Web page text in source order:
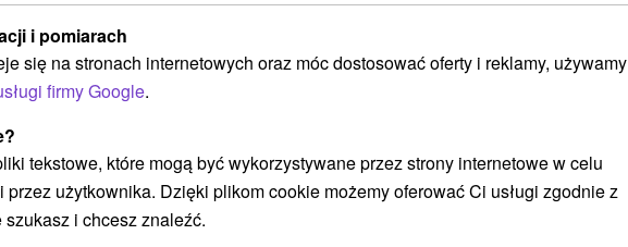
Orange
O2
ZAKWATEROWANIE
JEST
ODPOWIEDNIE DLA
Pre turistov
Pre cyklistov
Pre skupiny
i pomiarach
się na stronach internetowych oraz móc dostosować oferty i reklamy, używamy
firmy Google.
tekstowe, które mogą być wykorzystywane przez strony internetowe w celu
przez użytkownika. Dzięki plikom cookie możemy oferować Ci usługi zgodnie z
i chcesz znaleźć.